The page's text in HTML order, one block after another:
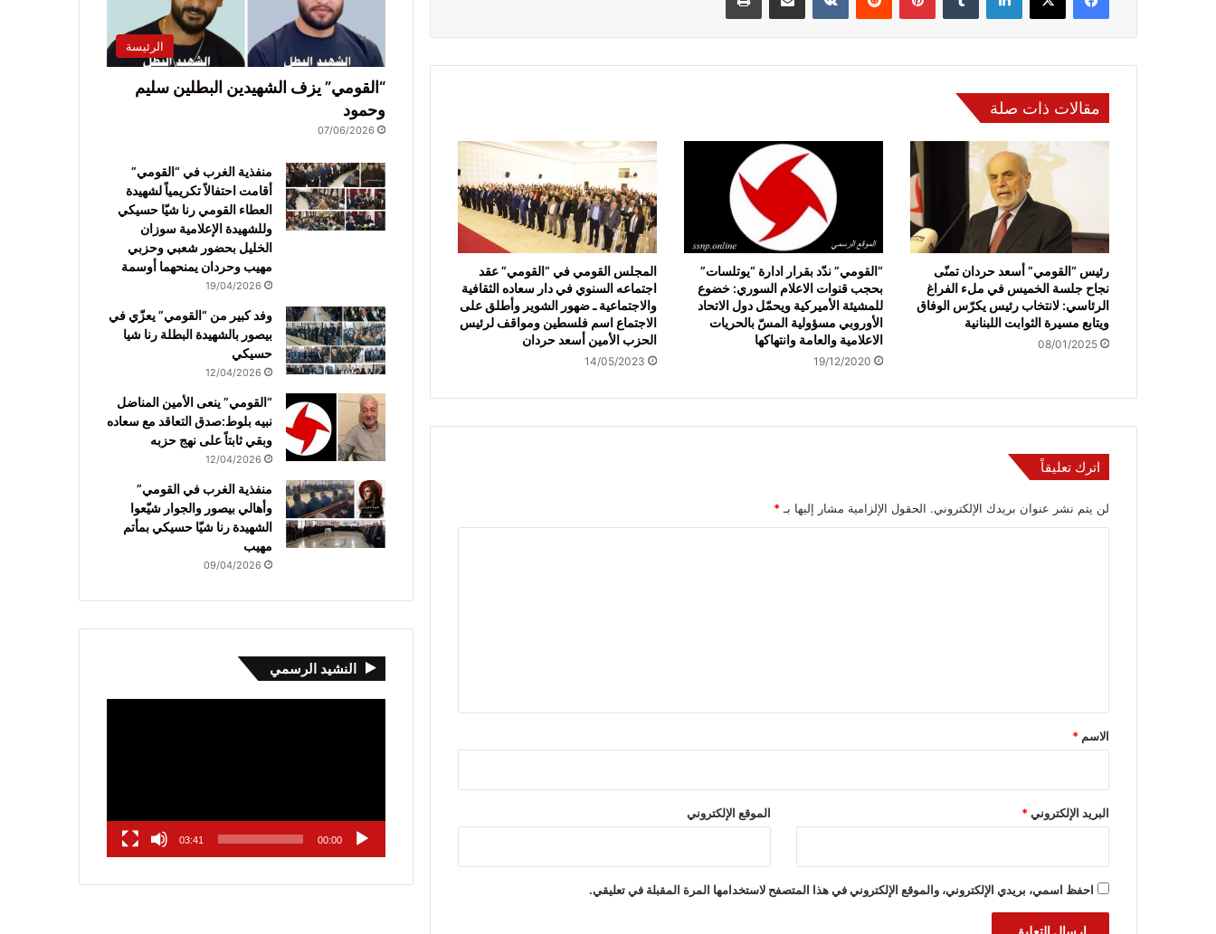
مقالات ذات صلة
رئيس “القومي” أسعد حردان تمنّى
نجاح جلسة الخميس في ملء الفراغ
الرئاسي: لانتخاب رئيس يكرّس الوفاق
ويتابع مسيرة الثوابت اللبنانية
08/01/2025
“القومي” ندّد بقرار ادارة “يوتلسات”
بحجب قنوات الاعلام السوري: خضوع
للمشيئة الأميركية ويحمّل دول الاتحاد
الأوروبي مسؤولية المسّ بالحريات
الاعلامية والعامة وانتهاكها
19/12/2020
المجلس القومي في “القومي” عقد
اجتماعه السنوي في دار سعاده الثقافية
والاجتماعية ـ ضهور الشوير وأطلق على
الاجتماع اسم فلسطين ومواقف لرئيس
الحزب الأمين أسعد حردان
14/05/2023
اترك تعليقاً
لن يتم نشر عنوان بريدك الإلكتروني. الحقول الإلزامية مشار إليها بـ*
*
الاسم *
البريد الإلكتروني* الموقع الإلكتروني
احفظ اسمي، بريدي الإلكتروني، والموقع الإلكتروني في هذا المتصفح لاستخدامها المرة المقبلة في تعليقي.
الرئيسة
“القومي” يزف الشهيدين البطلين سليم
وحمود
07/06/2026
منفذية الغرب في “القومي”
أقامت احتفالاً تكريمياً لشهيدة
العطاء القومي رنا شيّا حسيكي
وللشهيدة الإعلامية سوزان
الخليل بحضور شعبي وحزبي
مهيب وحردان يمنحهما أوسمة
19/04/2026
وفد كبير من “القومي” يعزّي في
بيصور بالشهيدة البطلة رنا شيا
حسيكي
12/04/2026
“القومي” ينعى الأمين المناضل
نبيه بلوط:صدق التعاقد مع سعاده
وبقي ثابتاً على نهج حزبه
12/04/2026
منفذية الغرب في القومي”
وأهالي بيصور والجوار شيّعوا
الشهيدة رنا شيّا حسيكي بمأتم
مهيب
09/04/2026
النشيد الرسمي
00:00
03:41